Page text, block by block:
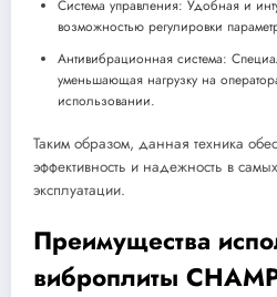
Система управления: Удобная и
возможностью регулировки
Антивибрационная система:
уменьшающая нагрузку на
использовании.
Таким образом, данная техника
эффективность и надежность в
эксплуатации.
Преимущества
виброплиты